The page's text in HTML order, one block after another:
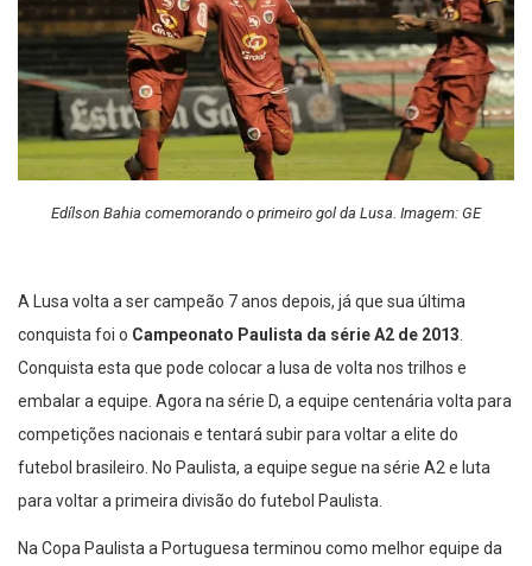
Edílson Bahia comemorando o primeiro gol da Lusa. Imagem: GE
A Lusa volta a ser campeão 7 anos depois, já que sua última
conquista foi o Campeonato Paulista da série A2 de 2013.
Conquista esta que pode colocar a lusa de volta nos trilhos e
embalar a equipe. Agora na série D, a equipe centenária volta para
competições nacionais e tentará subir para voltar a elite do
futebol brasileiro. No Paulista, a equipe segue na série A2 e luta
para voltar a primeira divisão do futebol Paulista.
Na Copa Paulista a Portuguesa terminou como melhor equipe da